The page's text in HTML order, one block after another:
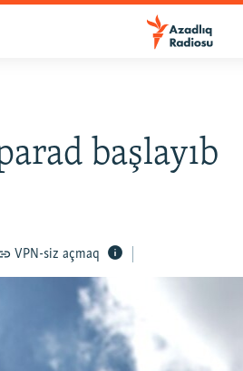
başlayıb
VPN-siz açmaq